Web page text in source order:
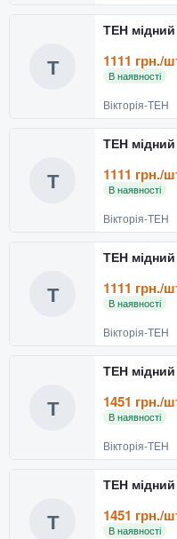
Т
ТЕН
1111 грн./
В наявності
Вікторія-ТЕН
Т
ТЕН
1111 грн./
В наявності
Вікторія-ТЕН
Т
ТЕН
1111 грн./
В наявності
Вікторія-ТЕН
Т
ТЕН
1451 грн./
В наявності
Вікторія-ТЕН
Т
ТЕН
1451 грн./
В наявності